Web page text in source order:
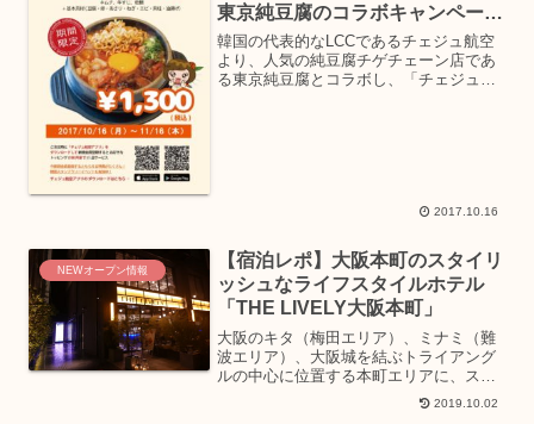
東京純豆腐のコラボキャンペーン
開催中！
韓国の代表的なLCCであるチェジュ航空
より、人気の純豆腐チゲチェーン店であ
る東京純豆腐とコラボし、「チェジュ航
2017.10.16
NEWオープン情報
【宿泊レポ】大阪本町のスタイリ
ッシュなライフスタイルホテル
「THE LIVELY大阪本町」
大阪のキタ（梅田エリア）、ミナミ（難
波エリア）、大阪城を結ぶトライアング
ルの中心に位置する本町エリアに、スタ
イリッシュなライフスタイルホテル
「THE LIVELY大阪本町」が2019年8月に
2019.10.02